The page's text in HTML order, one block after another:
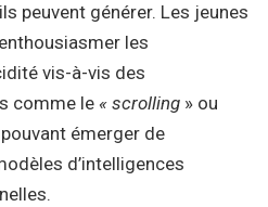
peuvent générer. Les jeunes
les
vis-à-vis des
comme le « scrolling » ou
émerger de
d’intelligences